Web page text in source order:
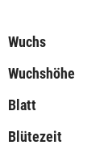
Wuchs
Wuchshöhe
Blatt
Blütezeit